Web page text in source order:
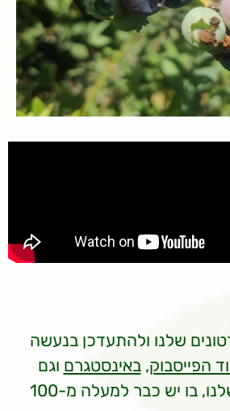
שלנו ולהתעדכן בנעשה
הפייסבוק,באינסטגרם וגם
שלנו, בו יש כבר למעלה מ-100